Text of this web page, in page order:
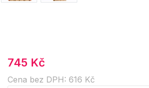
745 Kč
Cena bez DPH: 616 Kč